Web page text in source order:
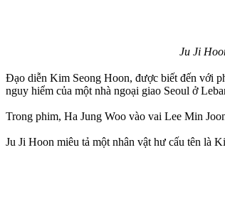
Ju Ji
Đạo diễn Kim Seong Hoon, được biết đến với
nguy hiểm của một nhà ngoại giao Seoul ở
Trong phim, Ha Jung Woo vào vai Lee Min
Ju Ji Hoon miêu tả một nhân vật hư cấu tên là